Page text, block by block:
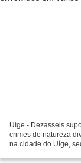
Uíge - Dezasseis
crimes de natureza
na cidade do Uíge,